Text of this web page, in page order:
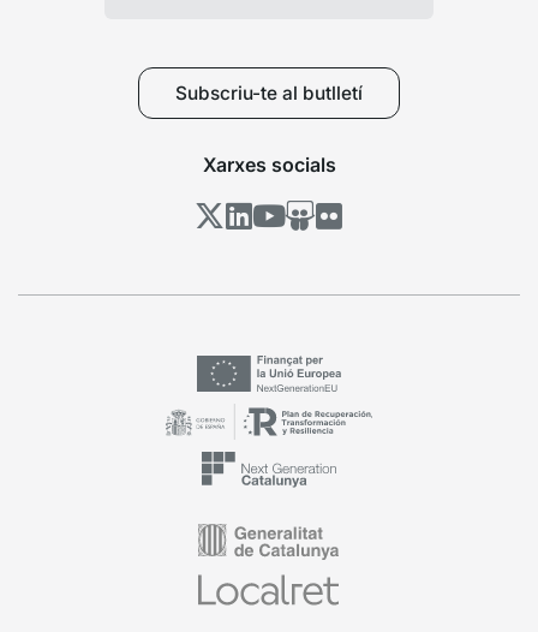
Subscriu-te al butlletí
Xarxes socials